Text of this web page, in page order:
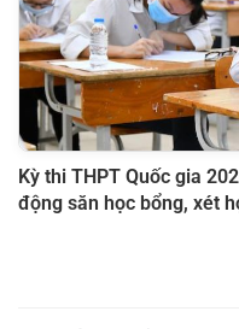
Kỳ thi THPT Quốc gia
động săn học bổng, xét